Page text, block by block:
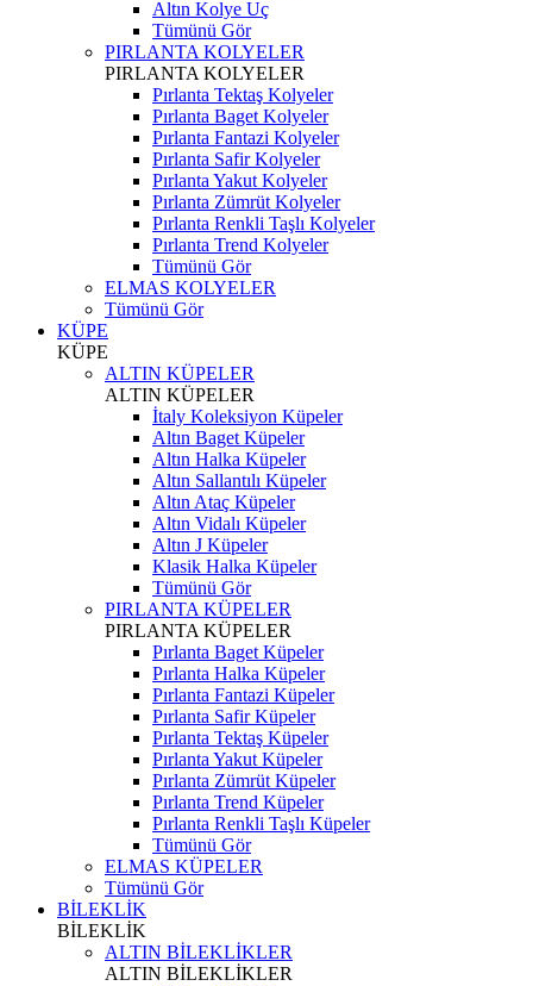
Altın Kolye Uç
Tümünü Gör
PIRLANTA KOLYELER
PIRLANTA KOLYELER
Pırlanta Tektaş Kolyeler
Pırlanta Baget Kolyeler
Pırlanta Fantazi Kolyeler
Pırlanta Safir Kolyeler
Pırlanta Yakut Kolyeler
Pırlanta Zümrüt Kolyeler
Pırlanta Renkli Taşlı Kolyeler
Pırlanta Trend Kolyeler
Tümünü Gör
ELMAS KOLYELER
Tümünü Gör
KÜPE
KÜPE
ALTIN KÜPELER
ALTIN KÜPELER
İtaly Koleksiyon Küpeler
Altın Baget Küpeler
Altın Halka Küpeler
Altın Sallantılı Küpeler
Altın Ataç Küpeler
Altın Vidalı Küpeler
Altın J Küpeler
Klasik Halka Küpeler
Tümünü Gör
PIRLANTA KÜPELER
PIRLANTA KÜPELER
Pırlanta Baget Küpeler
Pırlanta Halka Küpeler
Pırlanta Fantazi Küpeler
Pırlanta Safir Küpeler
Pırlanta Tektaş Küpeler
Pırlanta Yakut Küpeler
Pırlanta Zümrüt Küpeler
Pırlanta Trend Küpeler
Pırlanta Renkli Taşlı Küpeler
Tümünü Gör
ELMAS KÜPELER
Tümünü Gör
BİLEKLİK
BİLEKLİK
ALTIN BİLEKLİKLER
ALTIN BİLEKLİKLER